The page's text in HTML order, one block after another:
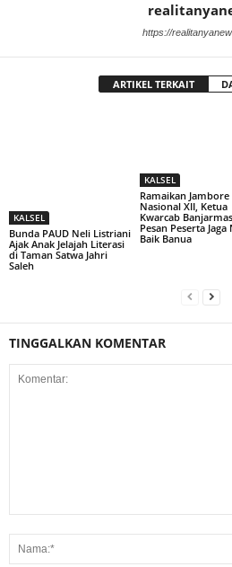
https://
ARTIKEL TERKAIT
KALSEL
Bunda PAUD Neli Listriani
Ajak Anak Jelajah Literasi
di Taman Satwa Jahri
Saleh
KALSEL
Ramaikan Jambore
Nasional XII, Ketua
Kwarcab
Pesan Peserta Jaga
Baik Banua
TINGGALKAN KOMENTAR